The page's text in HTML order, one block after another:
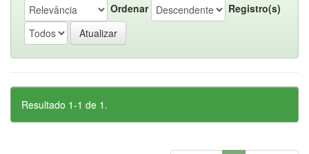
Ordenar
Registro(s)
Resultado 1-1 de 1.